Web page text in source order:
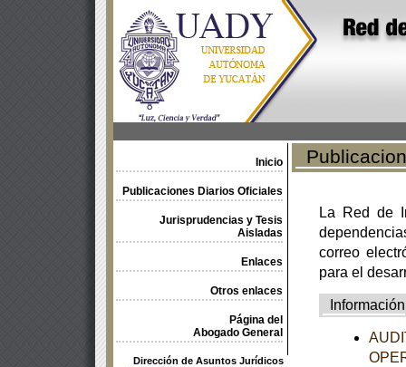
Inicio
Publicaciones Diarios Oficiales
Jurisprudencias y Tesis
Aisladas
Enlaces
Otros enlaces
Página del
Abogado General
Dirección de Asuntos Jurídicos
La Red de
correo
para el
Información